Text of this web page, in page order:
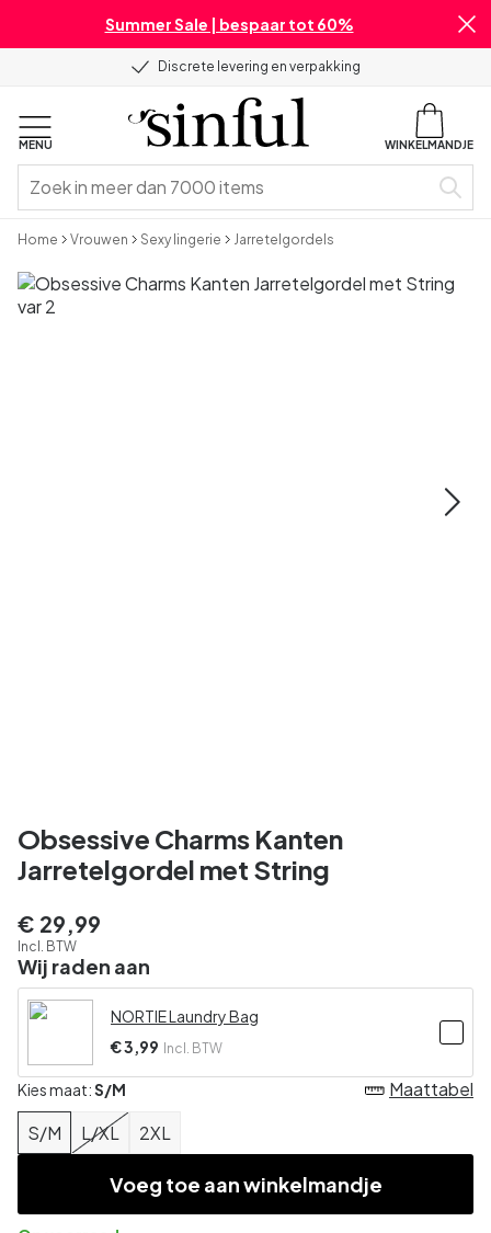
Summer Sale | bespaar tot 60%
Discrete levering en verpakking
MENU WINKELMANDJE
Home Vrouwen Sexy lingerie Jarretelgordels
Obsessive Charms Kanten
Jarretelgordel met String
€ 29,99
Incl. BTW
Wij raden aan
NORTIE Laundry Bag
€ 3,99 Incl. BTW
Kies maat:S/M
S/M L/XL 2XL
Maattabel
Voeg toe aan winkelmandje